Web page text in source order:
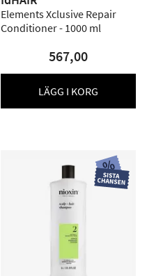
Elements Xclusive Repair
Conditioner - 1000 ml
567,00
LÄGG I KORG